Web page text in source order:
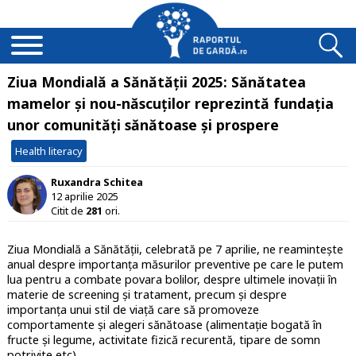
Ziua Mondială a Sănătății 2025: Sănătatea
mamelor și nou-născuților reprezintă fundația
unor comunități sănătoase și prospere
Health literacy
Ruxandra Schitea
12 aprilie 2025
Citit de 281 ori.
Ziua Mondială a Sănătății, celebrată pe 7 aprilie, ne reamintește
anual despre importanța măsurilor preventive pe care le putem
lua pentru a combate povara bolilor, despre ultimele inovații în
materie de screening și tratament, precum și despre
importanța unui stil de viață care să promoveze
comportamente și alegeri sănătoase (alimentație bogată în
fructe și legume, activitate fizică recurentă, tipare de somn